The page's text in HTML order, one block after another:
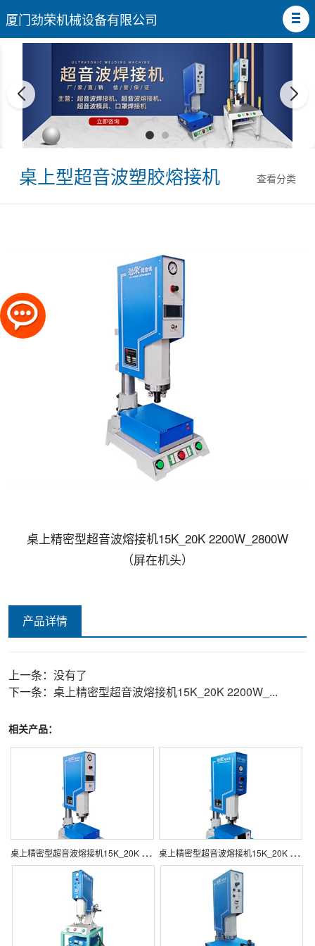
厦门劲荣机械设备有限公司
查看分类
桌上型超音波塑胶熔接机
桌上精密型超音波熔接机15K_20K 2200W_2800W
（屏在机头）
产品详情
上一条： 没有了
下一条： 桌上精密型超音波熔接机15K_20K 2200W_...
相关产品：
桌
上精密型超音波熔接机15K_20K 2200W_2800W （屏在机头） 桌
上精密型超音波熔接机15K_20K 2200W_2800W （屏在电箱）